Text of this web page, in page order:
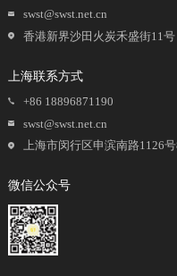
swst@swst.net.cn
香港新界沙田火炭禾盛街11
上海联系方式
+86 18896871190
swst@swst.net.cn
上海市闵行区申滨南路1126
微信公众号